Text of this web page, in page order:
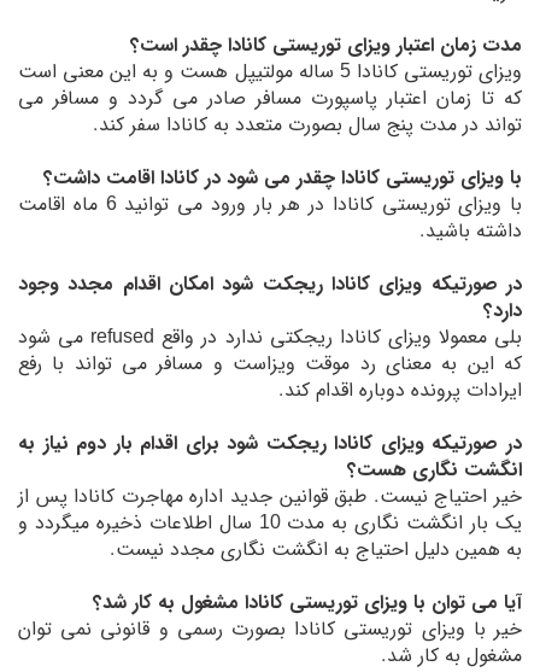
مدت زمان اعتبار ویزای توریستی کانادا چقدر است؟
ویزای توریستی کانادا 5 ساله مولتیپل هست و به این معنی است
که تا زمان اعتبار پاسپورت مسافر صادر می گردد و مسافر می
تواند در مدت پنج سال بصورت متعدد به کانادا سفر کند.
با ویزای توریستی کانادا چقدر می شود در کانادا اقامت داشت؟
با ویزای توریستی کانادا در هر بار ورود می توانید 6 ماه اقامت
داشته باشید.
در صورتیکه ویزای کانادا ریجکت شود امکان اقدام مجدد وجود
دارد؟
بلی معمولا ویزای کانادا ریجکتی ندارد در واقع refused می شود
که این به معنای رد موقت ویزاست و مسافر می تواند با رفع
ایرادات پرونده دوباره اقدام کند.
در صورتیکه ویزای کانادا ریجکت شود برای اقدام بار دوم نیاز به
انگشت نگاری هست؟
خیر احتیاج نیست. طبق قوانین جدید اداره مهاجرت کانادا پس از
یک بار انگشت نگاری به مدت 10 سال اطلاعات ذخیره میگردد و
به همین دلیل احتیاج به انگشت نگاری مجدد نیست.
آیا می توان با ویزای توریستی کانادا مشغول به کار شد؟
خیر با ویزای توریستی کانادا بصورت رسمی و قانونی نمی توان
مشغول به کار شد.